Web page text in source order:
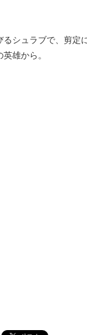
シュラブで、剪定
雄から。